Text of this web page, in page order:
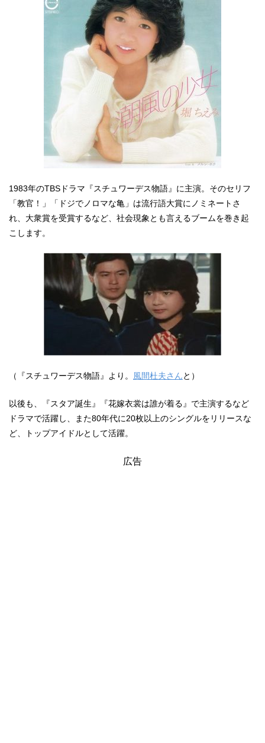
1983年のTBSドラマ『スチュワーデス物語』に主演。そのセリフ
「教官！」「ドジでノロマな亀」は流行語大賞にノミネートさ
れ、大衆賞を受賞するなど、社会現象とも言えるブームを巻き起
こします。
（『スチュワーデス物語』より。 風間杜夫さんと）
以後も、『スタア誕生』『花嫁衣裳は誰が着る』で主演するなど
ドラマで活躍し、また80年代に20枚以上のシングルをリリースな
ど、トップアイドルとして活躍。
広告